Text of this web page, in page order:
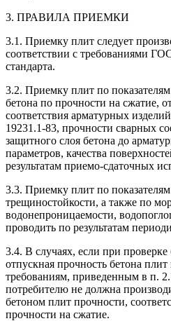
3. ПРАВИЛА ПРИЕМКИ
3.1. Приемку плит следует
соответствии с требованиями
стандарта.
3.2. Приемку плит по
бетона по прочности на сжатие,
соответствия арматурных
19231.1-83, прочности сварных
защитного слоя бетона до
параметров, качества
результатам приемо-сдаточных
3.3. Приемку плит по
трещиностойкости, а также по
водонепроницаемости,
проводить по результатам
3.4. В случаях, если при проверке
отпускная прочность бетона плит
требованиям, приведенным в п.
потребителю не должна
бетоном плит прочности,
прочности на сжатие.